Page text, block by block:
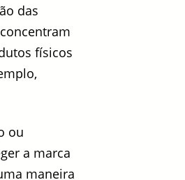
das
físicos
ou
a marca
maneira